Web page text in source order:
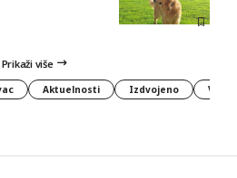
Prikaži više
Aktuelnosti Izdvojeno